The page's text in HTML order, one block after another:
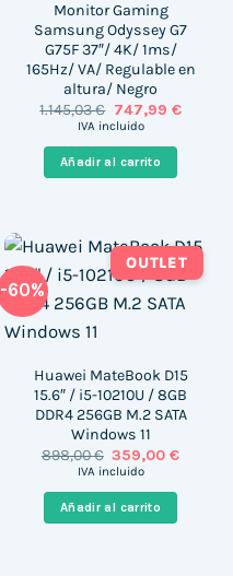
Monitor Gaming
Samsung Odyssey G7
G75F 37″/ 4K/ 1ms/
165Hz/ VA/ Regulable en
altura/ Negro
1.145,03€ El
precio
era:
1.145,03 €.
747,99 €El
IVA incluido
Añadir al carrito
-60%
OUTLET
Huawei MateBook D15
15.6″ / i5-10210U / 8GB
DDR4 256GB M.2 SATA
Windows 11
898,00€ El
precio
era:
898,00 €.
359,00€El
IVA incluido
Añadir al carrito